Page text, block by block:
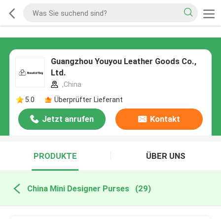
Guangzhou Youyou Leather Goods Co.,
Ltd.
,China
5.0
Überprüfter Lieferant
Jetzt anrufen Kontakt
PRODUKTE ÜBER UNS
China Mini Designer Purses (29)